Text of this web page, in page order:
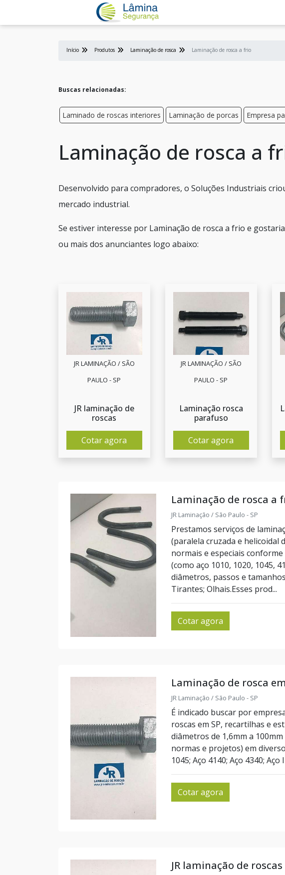
Início Produtos Laminação de rosca Laminação de rosca a frio
Buscas relacionadas:
Laminado de roscas interiores Laminação de porcas Empresa
Laminação de rosca a
Desenvolvido para compradores, o Soluções Industriais
mercado industrial.
Se estiver interesse por Laminação de rosca a frio e
ou mais dos anunciantes logo abaixo:
JR LAMINAÇÃO / SÃO
PAULO - SP
JR laminação de
roscas
Cotar agora
JR LAMINAÇÃO / SÃO
PAULO - SP
Laminação rosca
parafuso
Cotar agora
Laminação de rosca a
JR Laminação / São Paulo - SP
Prestamos serviços de
(paralela cruzada e helicoidal
normais e especiais
(como aço 1010, 1020, 1045,
diâmetros, passos e
Tirantes; Olhais.Esses prod...
Cotar agora
Laminação de rosca
JR Laminação / São Paulo - SP
É indicado buscar por
roscas em SP, recartilhas e
diâmetros de 1,6mm a
normas e projetos) em
1045; Aço 4140; Aço 4340;
Cotar agora
JR laminação de roscas